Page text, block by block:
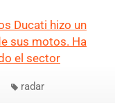
Ducati hizo un
sus motos. Ha
el sector
radar